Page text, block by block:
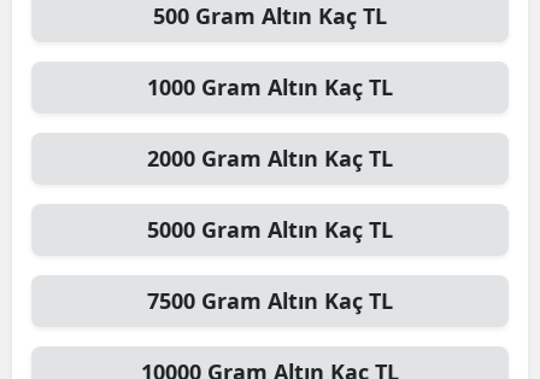
500 Gram Altın Kaç TL
1000 Gram Altın Kaç TL
2000 Gram Altın Kaç TL
5000 Gram Altın Kaç TL
7500 Gram Altın Kaç TL
10000 Gram Altın Kaç TL